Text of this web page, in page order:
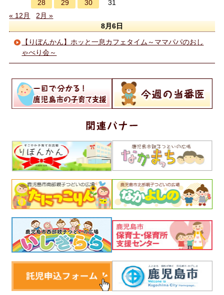
28
29 30
31
« 12月
2月 »
8月6日
【りぼんかん】ホッと一息カフェタイム～ママパパのおし
ゃべり会～